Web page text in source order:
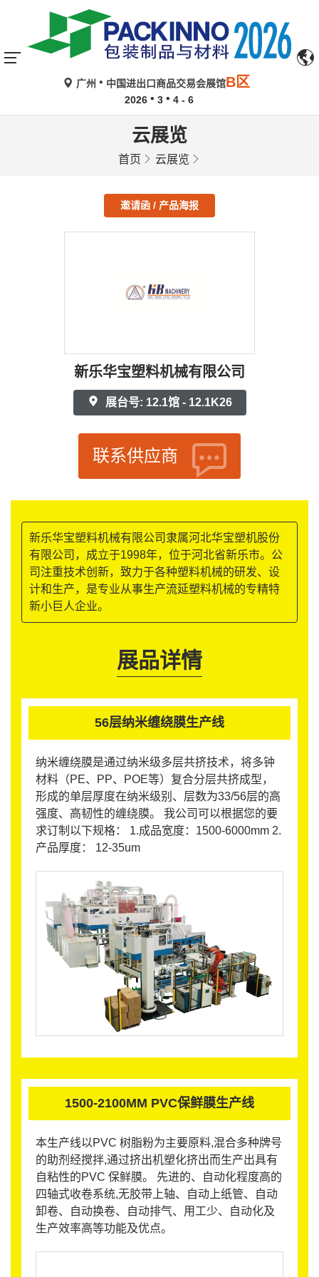
广州 中国进出口商品交易会展馆B区
2026 3 4 - 6
云展览
首页 云展览
邀请函 / 产品海报
新乐华宝塑料机械有限公司
展台号: 12.1馆 - 12.1K26
联系供应商
新乐华宝塑料机械有限公司隶属河北华宝塑机股份
有限公司，成立于1998年，位于河北省新乐市。公
司注重技术创新，致力于各种塑料机械的研发、设
计和生产，是专业从事生产流延塑料机械的专精特
新小巨人企业。
展品详情
56层纳米缠绕膜生产线
纳米缠绕膜是通过纳米级多层共挤技术，将多钟
材料（PE、PP、POE等）复合分层共挤成型，
形成的单层厚度在纳米级别、层数为33/56层的高
强度、高韧性的缠绕膜。 我公司可以根据您的要
求订制以下规格： 1.成品宽度：1500-6000mm 2.
产品厚度： 12-35um
1500-2100MM PVC保鲜膜生产线
本生产线以PVC 树脂粉为主要原料,混合多种牌号
的助剂经搅拌,通过挤出机塑化挤出而生产出具有
自粘性的PVC 保鲜膜。 先进的、自动化程度高的
四轴式收卷系统,无胶带上轴、自动上纸管、自动
卸卷、自动换卷、自动排气、用工少、自动化及
生产效率高等功能及优点。